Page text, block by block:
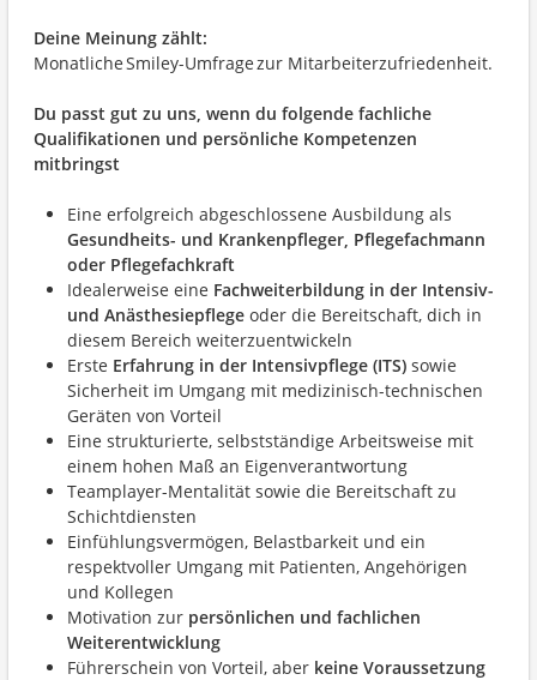
Deine Meinung zählt:
Monatliche Smiley-Umfrage zur Mitarbeiterzufriedenheit.
Du passt gut zu uns, wenn du folgende fachliche
Qualifikationen und persönliche Kompetenzen
mitbringst
Eine erfolgreich abgeschlossene Ausbildung als
Gesundheits- und Krankenpfleger, Pflegefachmann
oder Pflegefachkraft
Idealerweise eine Fachweiterbildung in der Intensiv-
und Anästhesiepflege oder die Bereitschaft, dich in
diesem Bereich weiterzuentwickeln
Erste Erfahrung in der Intensivpflege (ITS) sowie
Sicherheit im Umgang mit medizinisch-technischen
Geräten von Vorteil
Eine strukturierte, selbstständige Arbeitsweise mit
einem hohen Maß an Eigenverantwortung
Teamplayer-Mentalität sowie die Bereitschaft zu
Schichtdiensten
Einfühlungsvermögen, Belastbarkeit und ein
respektvoller Umgang mit Patienten, Angehörigen
und Kollegen
Motivation zur persönlichen und fachlichen
Weiterentwicklung
Führerschein von Vorteil, aber keine Voraussetzung